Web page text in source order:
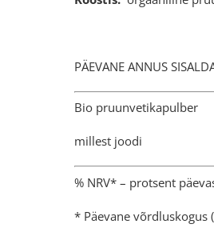
PÄEVANE
Bio
millest
% NRV* – protsent
* Päevane võrdluskogus